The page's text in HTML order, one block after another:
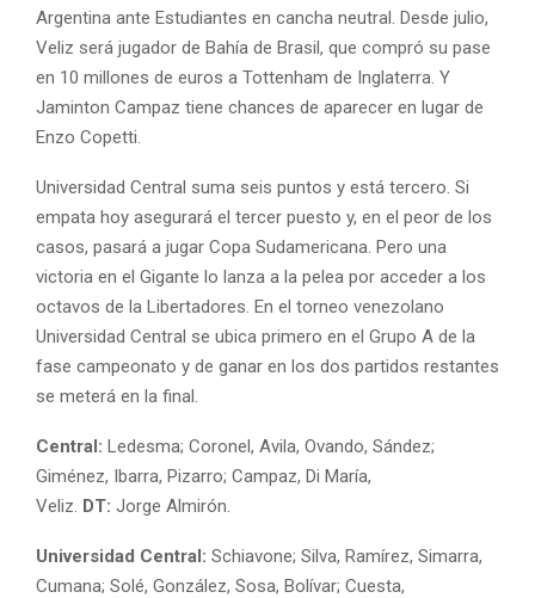
Argentina ante Estudiantes en cancha neutral. Desde julio,
Veliz será jugador de Bahía de Brasil, que compró su pase
en 10 millones de euros a Tottenham de Inglaterra. Y
Jaminton Campaz tiene chances de aparecer en lugar de
Enzo Copetti.
Universidad Central suma seis puntos y está tercero. Si
empata hoy asegurará el tercer puesto y, en el peor de los
casos, pasará a jugar Copa Sudamericana. Pero una
victoria en el Gigante lo lanza a la pelea por acceder a los
octavos de la Libertadores. En el torneo venezolano
Universidad Central se ubica primero en el Grupo A de la
fase campeonato y de ganar en los dos partidos restantes
se meterá en la final.
Central: Ledesma; Coronel, Avila, Ovando, Sández;
Giménez, Ibarra, Pizarro; Campaz, Di María,
Veliz. DT: Jorge Almirón.
Universidad Central: Schiavone; Silva, Ramírez, Simarra,
Cumana; Solé, González, Sosa, Bolívar; Cuesta,